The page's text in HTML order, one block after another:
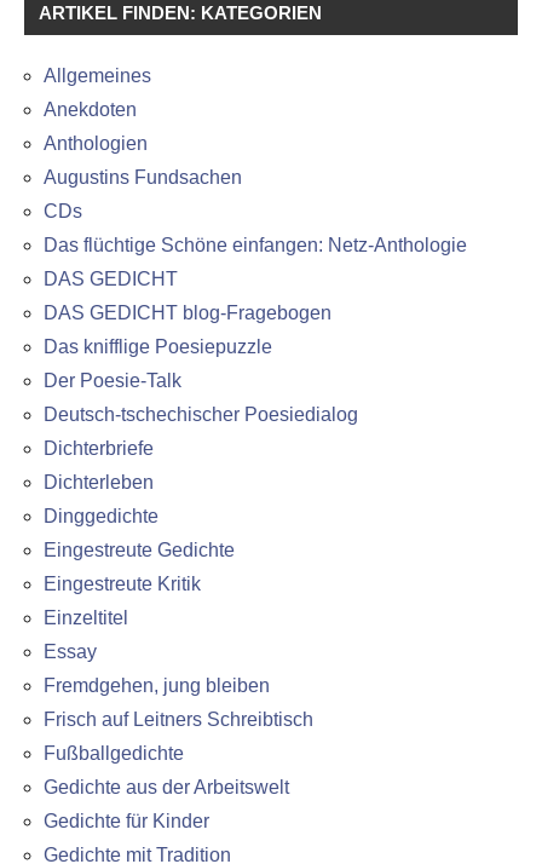
ARTIKEL FINDEN: KATEGORIEN
Allgemeines
Anekdoten
Anthologien
Augustins Fundsachen
CDs
Das flüchtige Schöne einfangen: Netz-Anthologie
DAS GEDICHT
DAS GEDICHT blog-Fragebogen
Das knifflige Poesiepuzzle
Der Poesie-Talk
Deutsch-tschechischer Poesiedialog
Dichterbriefe
Dichterleben
Dinggedichte
Eingestreute Gedichte
Eingestreute Kritik
Einzeltitel
Essay
Fremdgehen, jung bleiben
Frisch auf Leitners Schreibtisch
Fußballgedichte
Gedichte aus der Arbeitswelt
Gedichte für Kinder
Gedichte mit Tradition